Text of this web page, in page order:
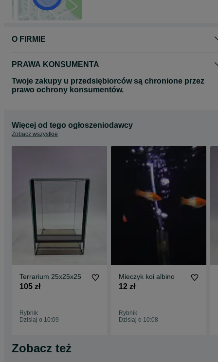
O FIRMIE
PRAWA KONSUMENTA
Twoje zakupy u przedsiębiorców są chronione przez
prawo ochrony konsumentów.
Więcej od tego ogłoszeniodawcy
Zobacz wszystkie
Terrarium 25x25x25
105 zł
Rybnik
Dzisiaj o 10:09
Mieczyk koi albino
12 zł
Rybnik
Dzisiaj o 10:08
Zobacz też